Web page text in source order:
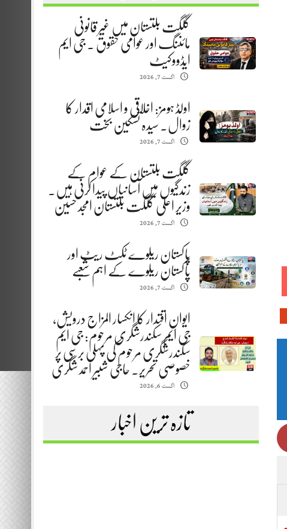
گلگت بلتستان میں غیر قانونی
مائننگ اور عوامی حقوق . جی ایم
ایڈووکیٹ
اگست 7, 2026
اولڈ ہومز: اخلاقی و اسلامی اقدار کا
زوال. سیدہ تسکین بخت
اگست 7, 2026
گلگت بلتستان کے عوام کے
زندگیوں میں آسانیاں پیدا کرنی ہیں.
وزیر اعلیٰ گلگت بلتستان امجد حسین
اگست 7, 2026
پاکستان ریلوے ٹکٹ ریٹ اور
پاکستان ریلوے کے اہم شعبے
اگست 7, 2026
ایوانِ اقتدار کا انکسار المزاج درویش،
جی ایم سکندرشگری مرحوم: جی ایم
سکندرشگری مرحوم کی پہلی برسی پر
خصوصی تحریر. حاجی شبیر احمد شگری
اگست 6, 2026
تازہ ترین اخبار